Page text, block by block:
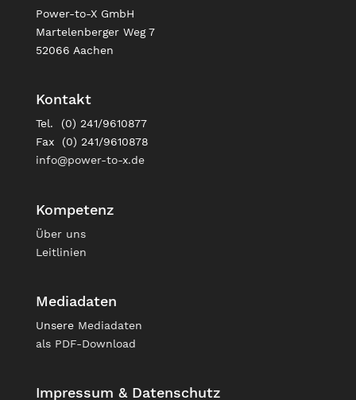
Power-to-X GmbH
Martelenberger Weg 7
52066 Aachen
Kontakt
Tel. (0) 241/9610877
Fax (0) 241/9610878
info@power-to-x.de
Kompetenz
Über uns
Leitlinien
Mediadaten
Unsere Mediadaten
als PDF-Download
Impressum & Datenschutz